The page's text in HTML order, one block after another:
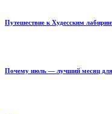
Путешествие к Худесским
Почему июль — лучший месяц